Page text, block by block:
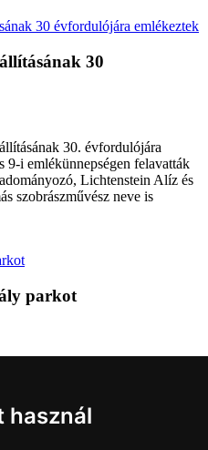
használ
30
30. évfordulójára
i emlékünnepségen felavatták
Lichtenstein Alíz és
szobrászművész neve is
parkot